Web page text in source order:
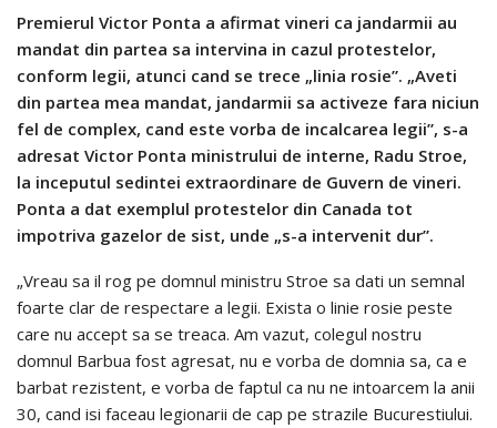
Premierul Victor Ponta a afirmat vineri ca jandarmii au
mandat din partea sa intervina in cazul protestelor,
conform legii, atunci cand se trece „linia rosie”. „Aveti
din partea mea mandat, jandarmii sa activeze fara niciun
fel de complex, cand este vorba de incalcarea legii”, s-a
adresat Victor Ponta ministrului de interne, Radu Stroe,
la inceputul sedintei extraordinare de Guvern de vineri.
Ponta a dat exemplul protestelor din Canada tot
impotriva gazelor de sist, unde „s-a intervenit dur”.
„Vreau sa il rog pe domnul ministru Stroe sa dati un semnal
foarte clar de respectare a legii. Exista o linie rosie peste
care nu accept sa se treaca. Am vazut, colegul nostru
domnul Barbua fost agresat, nu e vorba de domnia sa, ca e
barbat rezistent, e vorba de faptul ca nu ne intoarcem la anii
30, cand isi faceau legionarii de cap pe strazile Bucurestiului.